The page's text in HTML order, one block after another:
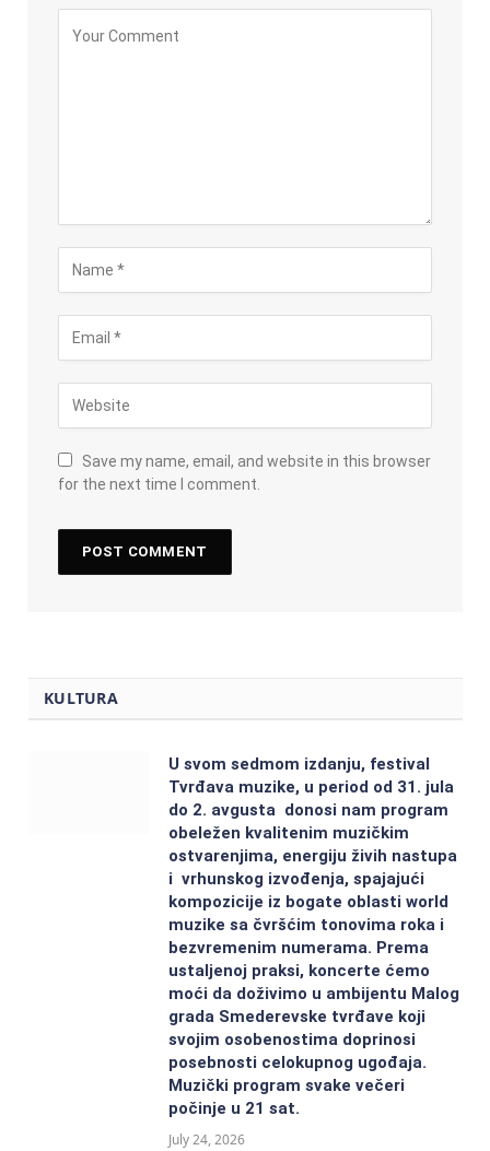
Save my name, email, and website in this browser
for the next time I comment.
KULTURA
U svom sedmom izdanju, festival
Tvrđava muzike, u period od 31. jula
do 2. avgusta donosi nam program
obeležen kvalitenim muzičkim
ostvarenjima, energiju živih nastupa
i vrhunskog izvođenja, spajajući
kompozicije iz bogate oblasti world
muzike sa čvršćim tonovima roka i
bezvremenim numerama. Prema
ustaljenoj praksi, koncerte ćemo
moći da doživimo u ambijentu Malog
grada Smederevske tvrđave koji
svojim osobenostima doprinosi
posebnosti celokupnog ugođaja.
Muzički program svake večeri
počinje u 21 sat.
July 24, 2026